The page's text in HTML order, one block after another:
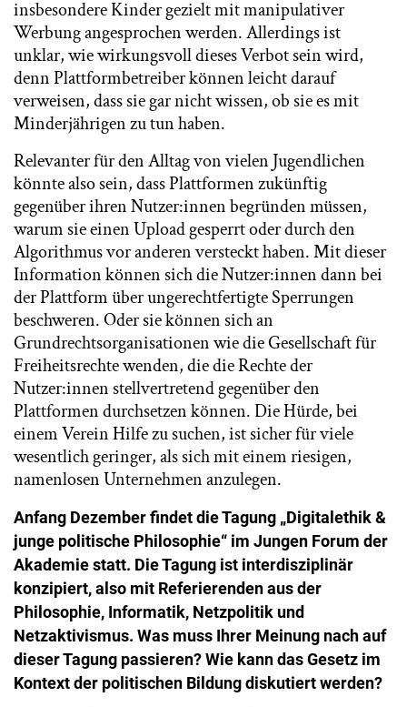
insbesondere Kinder gezielt mit manipulativer
Werbung angesprochen werden. Allerdings ist
unklar, wie wirkungsvoll dieses Verbot sein wird,
denn Plattformbetreiber können leicht darauf
verweisen, dass sie gar nicht wissen, ob sie es mit
Minderjährigen zu tun haben.
Relevanter für den Alltag von vielen Jugendlichen
könnte also sein, dass Plattformen zukünftig
gegenüber ihren Nutzer:innen begründen müssen,
warum sie einen Upload gesperrt oder durch den
Algorithmus vor anderen versteckt haben. Mit dieser
Information können sich die Nutzer:innen dann bei
der Plattform über ungerechtfertigte Sperrungen
beschweren. Oder sie können sich an
Grundrechtsorganisationen wie die Gesellschaft für
Freiheitsrechte wenden, die die Rechte der
Nutzer:innen stellvertretend gegenüber den
Plattformen durchsetzen können. Die Hürde, bei
einem Verein Hilfe zu suchen, ist sicher für viele
wesentlich geringer, als sich mit einem riesigen,
namenlosen Unternehmen anzulegen.
Anfang Dezember findet die Tagung „Digitalethik &
junge politische Philosophie“ im Jungen Forum der
Akademie statt. Die Tagung ist interdisziplinär
konzipiert, also mit Referierenden aus der
Philosophie, Informatik, Netzpolitik und
Netzaktivismus. Was muss Ihrer Meinung nach auf
dieser Tagung passieren? Wie kann das Gesetz im
Kontext der politischen Bildung diskutiert werden?